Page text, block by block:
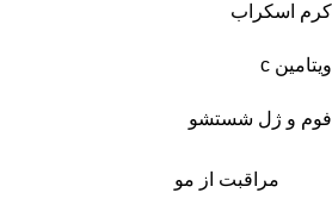
کرم اسکراب
ویتامین c
فوم و ژل شستشو
مراقبت از مو